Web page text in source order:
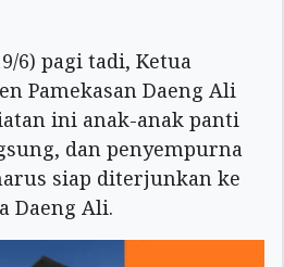
6) pagi tadi, Ketua
Pamekasan Daeng Ali
ini anak-anak panti
dan penyempurna
siap diterjunkan ke
Daeng Ali.